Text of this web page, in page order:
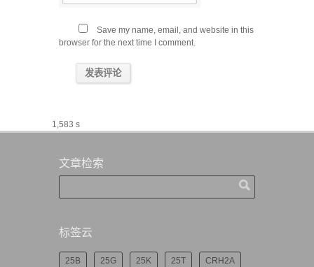
Save my name, email, and website in this
browser for the next time I comment.
1,583 s
文章检索
标签云
25B 25G 25K 25T CRH2A